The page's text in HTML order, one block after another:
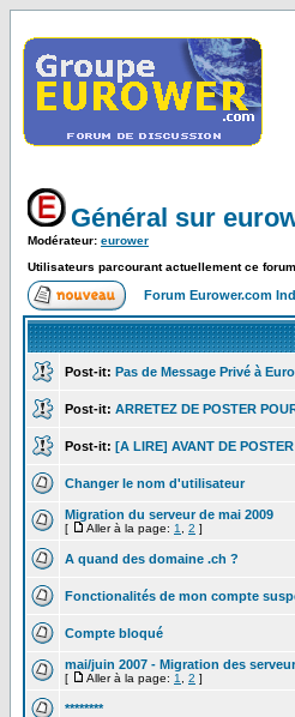
Général sur
Modérateur: eurower
Utilisateurs parcourant actuellement ce
Forum Eurower.com
Post-it: Pas de Message Privé à
Post-it: ARRETEZ DE POSTER
Post-it: [A LIRE] AVANT DE POSTER
Changer le nom d'utilisateur
Migration du serveur de mai 2009
[ Aller à la page: 1 2 ]
A quand des domaine .ch ?
Fonctionalités de mon compte
Compte bloqué
mai/juin 2007 - Migration des
[ Aller à la page: 1 2 ]
********